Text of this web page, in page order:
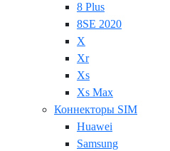
8 Plus
8SE 2020
X
Xr
Xs
Xs Max
Коннекторы SIM
Huawei
Samsung